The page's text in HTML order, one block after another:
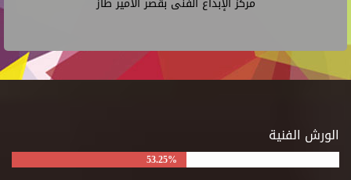
الورش الفنية
53.25%